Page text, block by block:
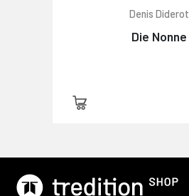
Denis Diderot
Die Nonne